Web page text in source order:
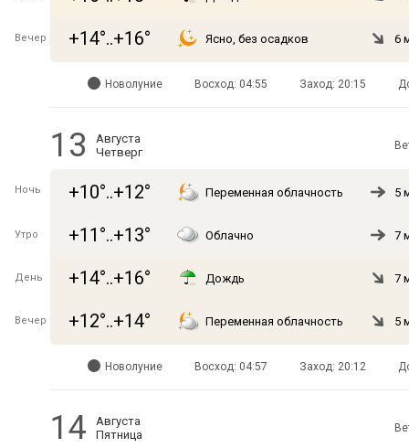
Вечер +14°..+16° Ясно, без осадков 6
Новолуние Восход: 04:55 Заход: 20:15
13
Августа
Четверг
Ночь +10°..+12° Переменная облачность 5
Утро +11°..+13° Облачно 7
День +14°..+16° Дождь 7
Вечер +12°..+14° Переменная облачность 5
Новолуние Восход: 04:57 Заход: 20:12
14
Августа
Пятница